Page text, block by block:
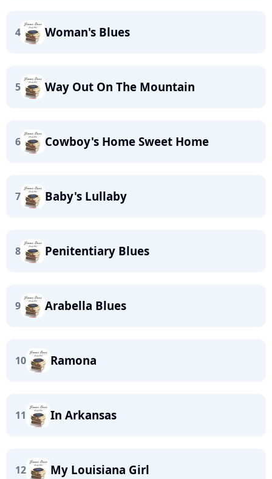
4 Woman's Blues
5 Way Out On The Mountain
6 Cowboy's Home Sweet Home
7 Baby's Lullaby
8 Penitentiary Blues
9 Arabella Blues
10 Ramona
11 In Arkansas
12 My Louisiana Girl